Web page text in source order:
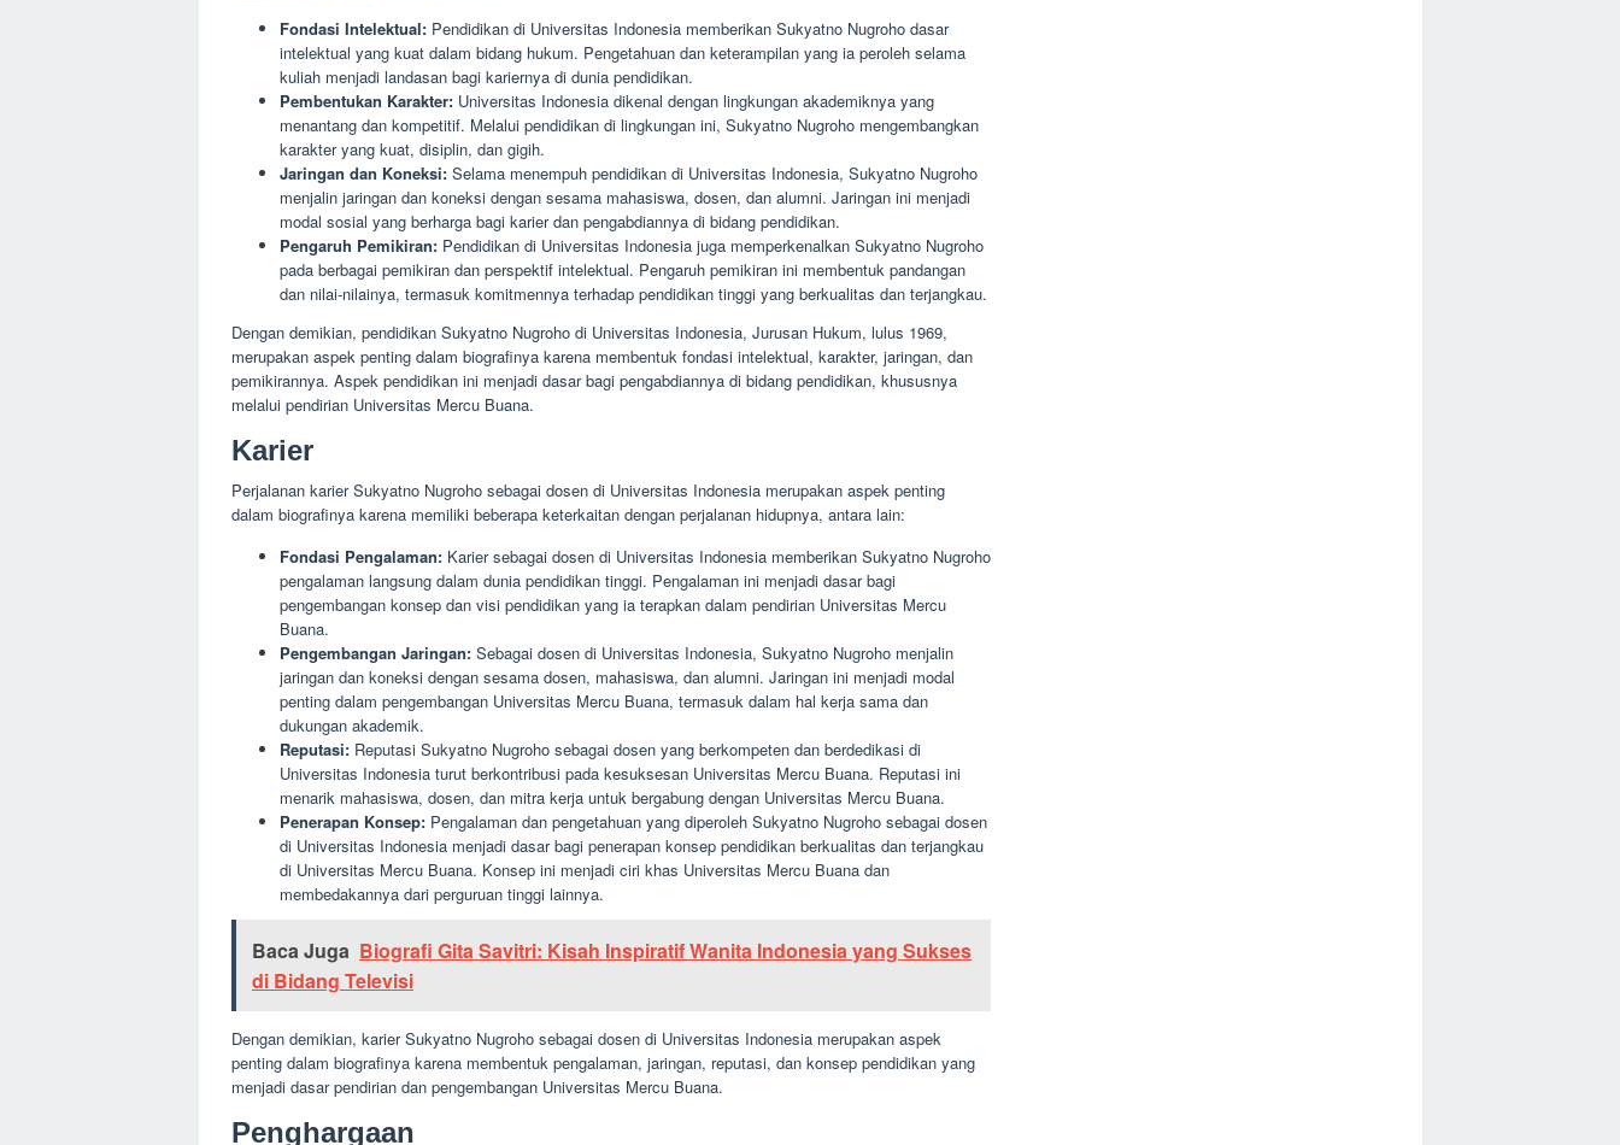
Fondasi Intelektual: Pendidikan di Universitas Indonesia memberikan Sukyatno Nugroho dasar
intelektual yang kuat dalam bidang hukum. Pengetahuan dan keterampilan yang ia peroleh selama
kuliah menjadi landasan bagi kariernya di dunia pendidikan.
Pembentukan Karakter: Universitas Indonesia dikenal dengan lingkungan akademiknya yang
menantang dan kompetitif. Melalui pendidikan di lingkungan ini, Sukyatno Nugroho mengembangkan
karakter yang kuat, disiplin, dan gigih.
Jaringan dan Koneksi: Selama menempuh pendidikan di Universitas Indonesia, Sukyatno Nugroho
menjalin jaringan dan koneksi dengan sesama mahasiswa, dosen, dan alumni. Jaringan ini menjadi
modal sosial yang berharga bagi karier dan pengabdiannya di bidang pendidikan.
Pengaruh Pemikiran: Pendidikan di Universitas Indonesia juga memperkenalkan Sukyatno Nugroho
pada berbagai pemikiran dan perspektif intelektual. Pengaruh pemikiran ini membentuk pandangan
dan nilai-nilainya, termasuk komitmennya terhadap pendidikan tinggi yang berkualitas dan terjangkau.
Dengan demikian, pendidikan Sukyatno Nugroho di Universitas Indonesia, Jurusan Hukum, lulus 1969,
merupakan aspek penting dalam biografinya karena membentuk fondasi intelektual, karakter, jaringan, dan
pemikirannya. Aspek pendidikan ini menjadi dasar bagi pengabdiannya di bidang pendidikan, khususnya
melalui pendirian Universitas Mercu Buana.
Karier
Perjalanan karier Sukyatno Nugroho sebagai dosen di Universitas Indonesia merupakan aspek penting
dalam biografinya karena memiliki beberapa keterkaitan dengan perjalanan hidupnya, antara lain:
Fondasi Pengalaman: Karier sebagai dosen di Universitas Indonesia memberikan Sukyatno Nugroho
pengalaman langsung dalam dunia pendidikan tinggi. Pengalaman ini menjadi dasar bagi
pengembangan konsep dan visi pendidikan yang ia terapkan dalam pendirian Universitas Mercu
Buana.
Pengembangan Jaringan: Sebagai dosen di Universitas Indonesia, Sukyatno Nugroho menjalin
jaringan dan koneksi dengan sesama dosen, mahasiswa, dan alumni. Jaringan ini menjadi modal
penting dalam pengembangan Universitas Mercu Buana, termasuk dalam hal kerja sama dan
dukungan akademik.
Reputasi: Reputasi Sukyatno Nugroho sebagai dosen yang berkompeten dan berdedikasi di
Universitas Indonesia turut berkontribusi pada kesuksesan Universitas Mercu Buana. Reputasi ini
menarik mahasiswa, dosen, dan mitra kerja untuk bergabung dengan Universitas Mercu Buana.
Penerapan Konsep: Pengalaman dan pengetahuan yang diperoleh Sukyatno Nugroho sebagai dosen
di Universitas Indonesia menjadi dasar bagi penerapan konsep pendidikan berkualitas dan terjangkau
di Universitas Mercu Buana. Konsep ini menjadi ciri khas Universitas Mercu Buana dan
membedakannya dari perguruan tinggi lainnya.
Baca Juga Biografi Gita Savitri: Kisah Inspiratif Wanita Indonesia yang Sukses
di Bidang Televisi
Dengan demikian, karier Sukyatno Nugroho sebagai dosen di Universitas Indonesia merupakan aspek
penting dalam biografinya karena membentuk pengalaman, jaringan, reputasi, dan konsep pendidikan yang
menjadi dasar pendirian dan pengembangan Universitas Mercu Buana.
Penghargaan